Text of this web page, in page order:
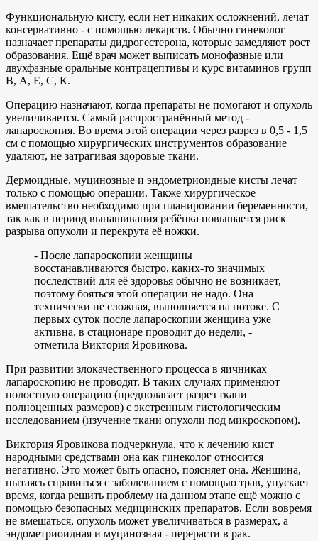
Функциональную кисту, если нет никаких осложнений, лечат
консервативно - с помощью лекарств. Обычно гинеколог
назначает препараты дидрогестерона, которые замедляют рост
образования. Ещё врач может выписать монофазные или
двухфазные оральные контрацептивы и курс витаминов групп
B, А, Е, C, К.
Операцию назначают, когда препараты не помогают и опухоль
увеличивается. Самый распространённый метод -
лапароскопия. Во время этой операции через разрез в 0,5 - 1,5
см с помощью хирургических инструментов образование
удаляют, не затрагивая здоровые ткани.
Дермоидные, муцинозные и эндометриоидные кисты лечат
только с помощью операции. Также хирургическое
вмешательство необходимо при планировании беременности,
так как в период вынашивания ребёнка повышается риск
разрыва опухоли и перекрута её ножки.
- После лапароскопии женщины
восстанавливаются быстро, каких-то значимых
последствий для её здоровья обычно не возникает,
поэтому бояться этой операции не надо. Она
технически не сложная, выполняется на потоке. С
первых суток после лапароскопии женщина уже
активна, в стационаре проводит до недели, -
отметила Виктория Яровикова.
При развитии злокачественного процесса в яичниках
лапароскопию не проводят. В таких случаях применяют
полостную операцию (предполагает разрез ткани
полноценных размеров) с экстренным гистологическим
исследованием (изучение ткани опухоли под микроскопом).
Виктория Яровикова подчеркнула, что к лечению кист
народными средствами она как гинеколог относится
негативно. Это может быть опасно, поясняет она. Женщина,
пытаясь справиться с заболеванием с помощью трав, упускает
время, когда решить проблему на данном этапе ещё можно с
помощью безопасных медицинских препаратов. Если вовремя
не вмешаться, опухоль может увеличиваться в размерах, а
эндометриоидная и муцинозная - перерасти в рак.